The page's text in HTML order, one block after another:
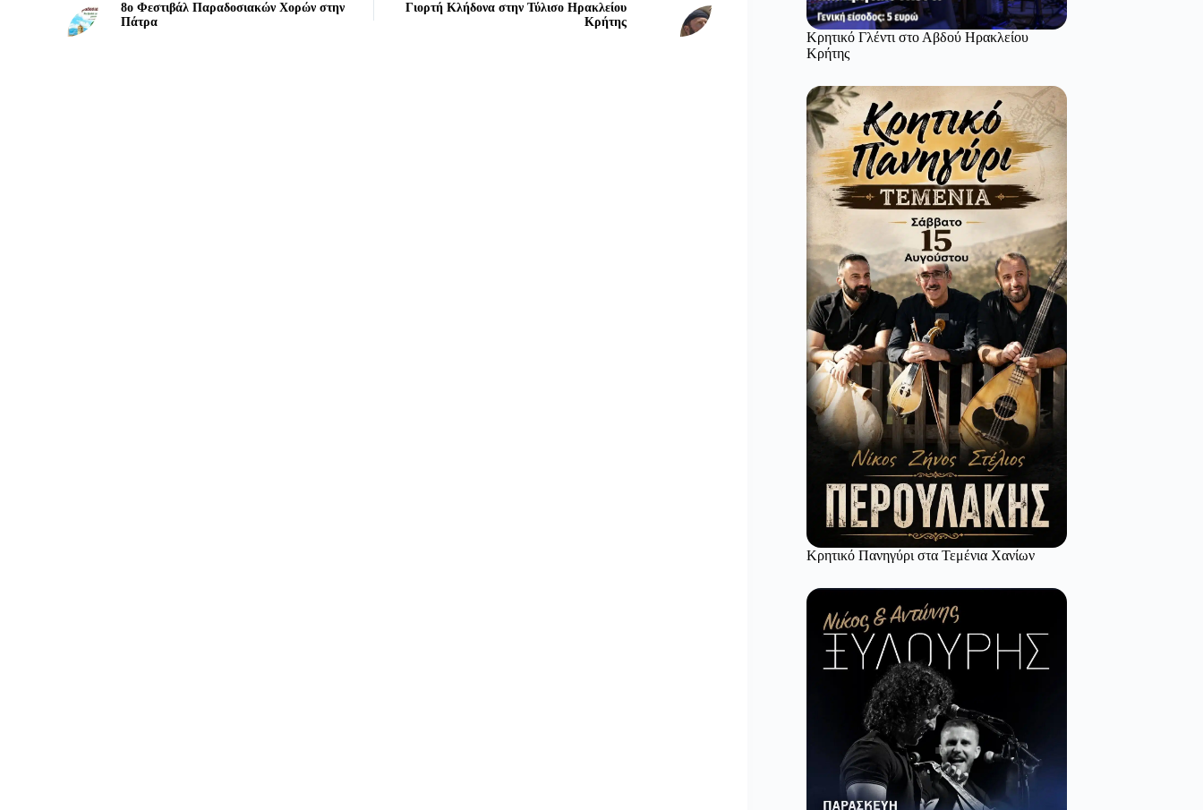
8ο Φεστιβάλ Παραδοσιακών Χορών στην
Πάτρα
Γιορτή Κλήδονα στην Τύλισο Ηρακλείου
Κρήτης
Κρητικό Γλέντι στο Αβδού Ηρακλείου
Κρήτης
Κρητικό Πανηγύρι στα Τεμένια Χανίων